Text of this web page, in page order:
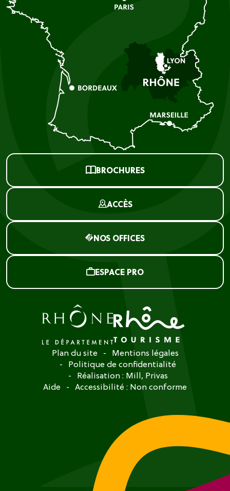
BROCHURES
ACCÈS
NOS OFFICES
ESPACE PRO
Plan du site
Mentions légales
Politique de confidentialité
Réalisation : Mill, Privas
Aide
Accessibilité : Non conforme